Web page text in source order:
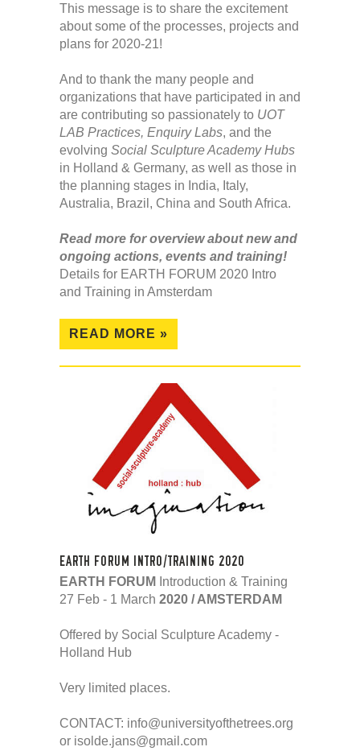
This message is to share the excitement
about some of the processes, projects and
plans for 2020-21!
And to thank the many people and
organizations that have participated in and
are contributing so passionately to UOT
LAB Practices, Enquiry Labs, and the
evolving Social Sculpture Academy Hubs
in Holland & Germany, as well as those in
the planning stages in India, Italy,
Australia, Brazil, China and South Africa.
Read more for overview about new and
ongoing actions, events and training!
Details for EARTH FORUM 2020 Intro
and Training in Amsterdam
READ MORE »
EARTH FORUM INTRO/TRAINING 2020
EARTH FORUM
Introduction & Training
27 Feb - 1 March 2020 / AMSTERDAM
Offered by Social Sculpture Academy -
Holland Hub
Very limited places.
CONTACT: info@universityofthetrees.org
or isolde.jans@gmail.com